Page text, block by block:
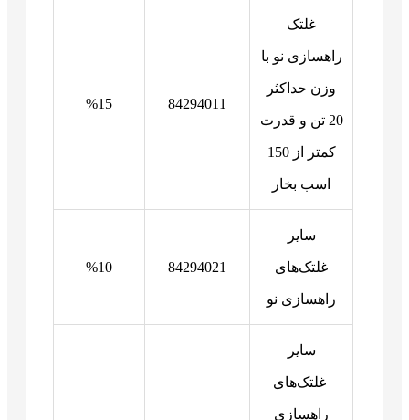
غلتک
راهسازی نو با
وزن حداکثر
20 تن و قدرت
کمتر از 150
اسب بخار
84294011
%15
سایر
غلتک‌های
راهسازی نو
84294021
%10
سایر
غلتک‌های
راهسازی